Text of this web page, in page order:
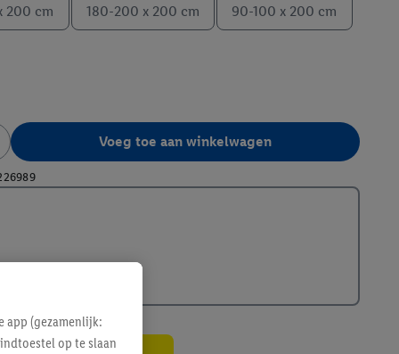
200 cm 180-200 x 200 cm 90-100 x 200 cm
Voeg toe aan winkelwagen
app (gezamenlijk:
op te slaan